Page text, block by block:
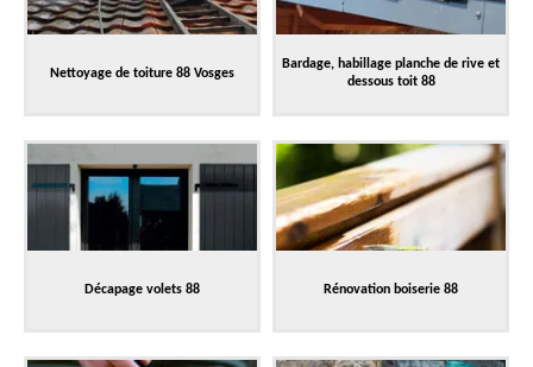
Nettoyage de toiture 88 Vosges
Bardage, habillage planche de rive et
dessous toit 88
Décapage volets 88 Rénovation boiserie 88